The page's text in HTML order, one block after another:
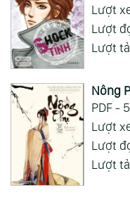
Lượt
Lượt
Lượt
Nông
PDF -
Lượt
Lượt
Lượt